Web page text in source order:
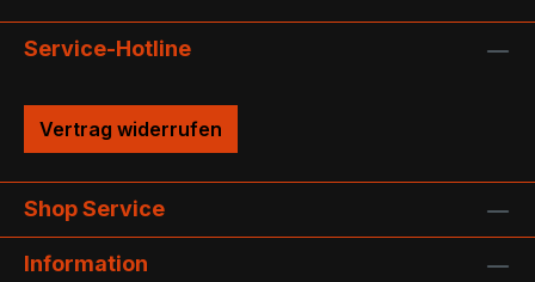
Service-Hotline
Vertrag widerrufen
Shop Service
Information